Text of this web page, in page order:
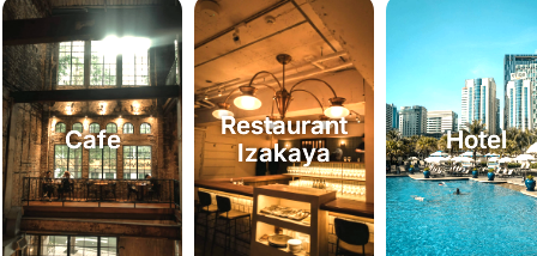
Cafe
Restaurant
Izakaya
Hotel